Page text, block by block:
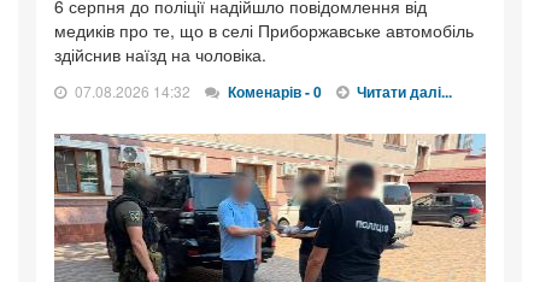
6 серпня до поліції надійшло повідомлення від
медиків про те, що в селі Приборжавське автомобіль
здійснив наїзд на чоловіка.
07.08.2026 14:32 Коменарів - 0 Читати далі...